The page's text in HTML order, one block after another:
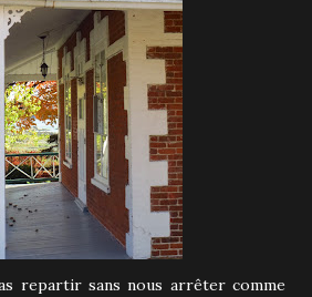
repartir sans nous arrêter comme